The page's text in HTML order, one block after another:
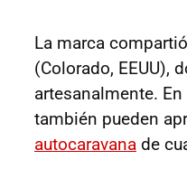
La marca
(Colorado, EEUU),
artesanalmente.
también pueden
autocaravana de